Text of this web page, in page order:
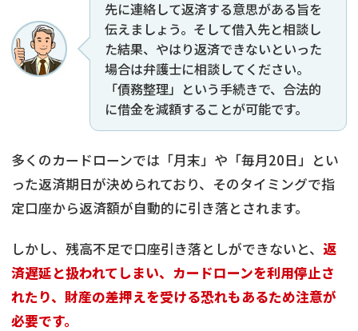
先に連絡して返済する意思がある旨を
伝えましょう。そして借入先と相談し
た結果、やはり返済できないといった
場合は弁護士に相談してください。
「債務整理」という手続きで、合法的
に借金を減額することが可能です。
多くのカードローンでは「月末」や「毎月20日」とい
った返済期日が決められており、そのタイミングで指
定口座から返済額が自動的に引き落とされます。
しかし、残高不足で口座引き落としができないと、 返
済遅延と扱われてしまい、カードローンを利用停止さ
れたり、財産の差押えを受ける恐れもあるため注意が
必要です。